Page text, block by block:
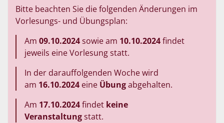
Bitte beachten Sie die folgenden Änderungen im
Vorlesungs- und Übungsplan:
Am 09.10.2024sowie am 10.10.2024findet
jeweils eine Vorlesung statt.
In der darauffolgenden Woche wird
am 16.10.2024 eine Übungabgehalten.
Am 17.10.2024findet keine
Veranstaltungstatt.